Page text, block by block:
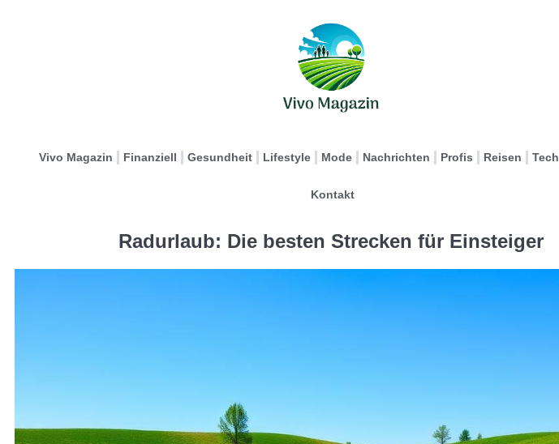
Vivo Magazin Finanziell Gesundheit Lifestyle Mode Nachrichten Profis Reisen Tech
Kontakt
Radurlaub: Die besten Strecken für Einsteiger